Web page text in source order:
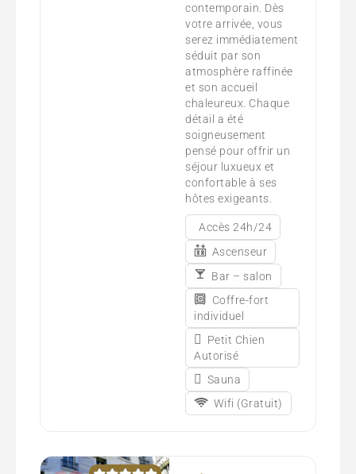
contemporain. Dès
votre arrivée, vous
serez immédiatement
séduit par son
atmosphère raffinée
et son accueil
chaleureux. Chaque
détail a été
soigneusement
pensé pour offrir un
séjour luxueux et
confortable à ses
hôtes exigeants.
Accès 24h/24
Ascenseur
Bar – salon
Coffre-fort
individuel
Petit Chien
Autorisé
Sauna
Wifi (Gratuit)